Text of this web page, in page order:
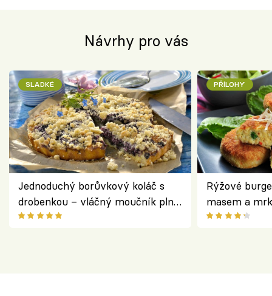
Návrhy pro vás
SLADKÉ
Jednoduchý borůvkový koláč s
drobenkou – vláčný moučník plný
ovoce
PŘÍLOHY
Rýžové
masem a
salátem –